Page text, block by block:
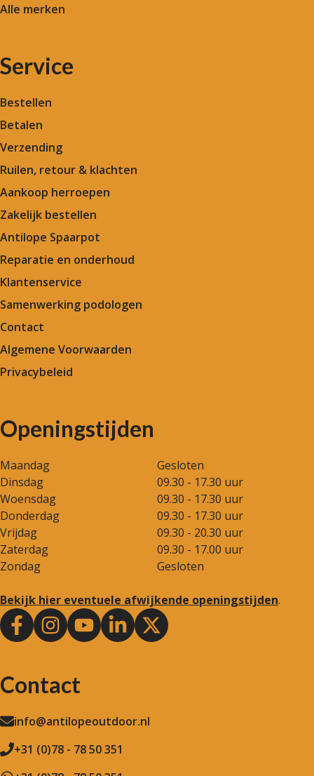
Alle merken
Service
Bestellen
Betalen
Verzending
Ruilen, retour & klachten
Aankoop herroepen
Zakelijk bestellen
Antilope Spaarpot
Reparatie en onderhoud
Klantenservice
Samenwerking podologen
Contact
Algemene Voorwaarden
Privacybeleid
Openingstijden
Maandag
Gesloten
Dinsdag
09.30 - 17.30 uur
Woensdag
09.30 - 17.30 uur
Donderdag
09.30 - 17.30 uur
Vrijdag
09.30 - 20.30 uur
Zaterdag
09.30 - 17.00 uur
Zondag
Gesloten
Bekijk hier eventuele afwijkende openingstijden.
Contact
info@antilopeoutdoor.nl
+31 (0)78 - 78 50 351